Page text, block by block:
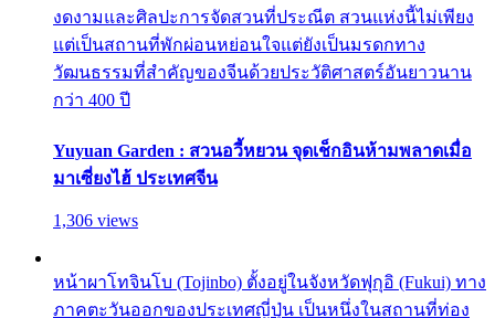
งดงามและศิลปะการจัดสวนที่ประณีต สวนแห่งนี้ไม่เพียง
แต่เป็นสถานที่พักผ่อนหย่อนใจแต่ยังเป็นมรดกทาง
วัฒนธรรมที่สำคัญของจีนด้วยประวัติศาสตร์อันยาวนาน
กว่า 400 ปี
Yuyuan Garden : สวนอวี้หยวน จุดเช็กอินห้ามพลาดเมื่อ
มาเซี่ยงไฮ้ ประเทศจีน
1,306 views
หน้าผาโทจินโบ (Tojinbo) ตั้งอยู่ในจังหวัดฟุกุอิ (Fukui) ทาง
ภาคตะวันออกของประเทศญี่ปุ่น เป็นหนึ่งในสถานที่ท่อง